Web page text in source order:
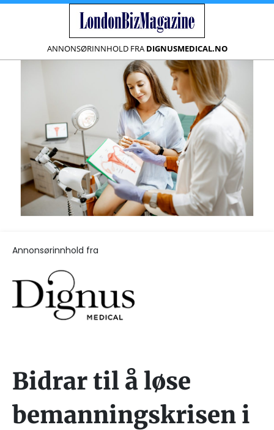
ANNONSØRINNHOLD FRA DIGNUSMEDICAL.NO
Annonsørinnhold fra
Bidrar til å løse
bemanningskrisen i